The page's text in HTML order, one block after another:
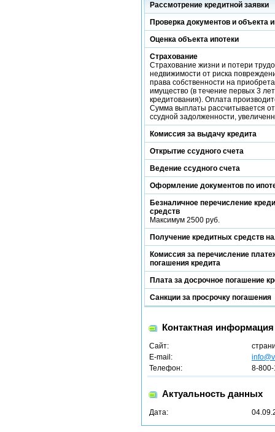
Рассмотрение кредитной заявки
Проверка документов и объекта
Оценка объекта ипотеки
Страхование
Страхование жизни и потери
недвижимости от риска
права собственности на
имущество (в течение первых 3 лет
кредитования). Оплата
Сумма выплаты рассчитывается от
ссудной задолженности,
Комиссия за выдачу кредита
Открытие ссудного счета
Ведение ссудного счета
Оформление документов по
Безналичное перечисление
средств
Максимум 2500 руб.
Получение кредитных средств
Комиссия за перечисление
погашения кредита
Плата за досрочное погашение
Санкции за просрочку погашения
Контактная информация
Сайт:
E-mail:
Телефон:
8-
Актуальность данных
Дата: